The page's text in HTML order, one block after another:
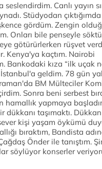
seslendirdim. Canlı yayın
Stüdyodan
gördüm. Zengin
Onları bile penseyle
götürürlerken rüşvet
Kenya'ya kaçtım. Nairobi
Bankodaki kıza “ilk uçak
geldim. 78 gün
BM Mülteciler
Sonra beni serbest
hamallık yapmaya
dükkanı taşımaktı.
kişi yaşam öykümü
bıraktım, Bandista
Önder ile tanıştım.
söylüyor konserler